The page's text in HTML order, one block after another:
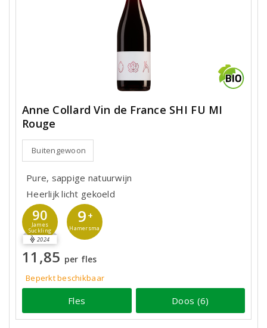
Anne Collard Vin de France SHI FU MI
Rouge
Buitengewoon
Pure, sappige natuurwijn
Heerlijk licht gekoeld
90
James
Suckling
2024
9 +
Hamersma
11,85 per fles
Beperkt beschikbaar
Fles Doos (6)